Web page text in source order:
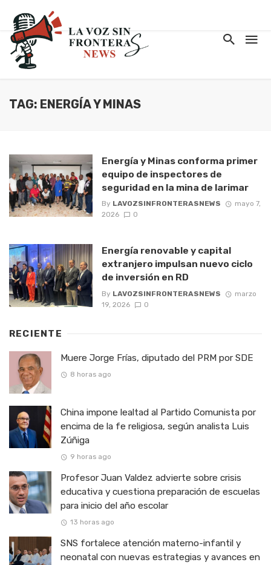
TAG: ENERGÍA Y MINAS
Energía y Minas conforma primer
equipo de inspectores de
seguridad en la mina de larimar
By LAVOZSINFRONTERASNEWS
mayo 7,
2026
0
Energía renovable y capital
extranjero impulsan nuevo ciclo
de inversión en RD
By LAVOZSINFRONTERASNEWS
marzo
19, 2026
0
RECIENTE
Muere Jorge Frías, diputado del PRM por SDE
8 horas ago
China impone lealtad al Partido Comunista por
encima de la fe religiosa, según analista Luis
Zúñiga
9 horas ago
Profesor Juan Valdez advierte sobre crisis
educativa y cuestiona preparación de escuelas
para inicio del año escolar
13 horas ago
SNS fortalece atención materno-infantil y
neonatal con nuevas estrategias y avances en